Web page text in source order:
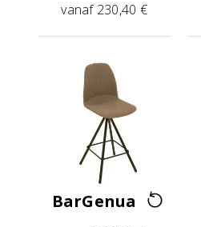
vanaf 230,40 €
BarGenua